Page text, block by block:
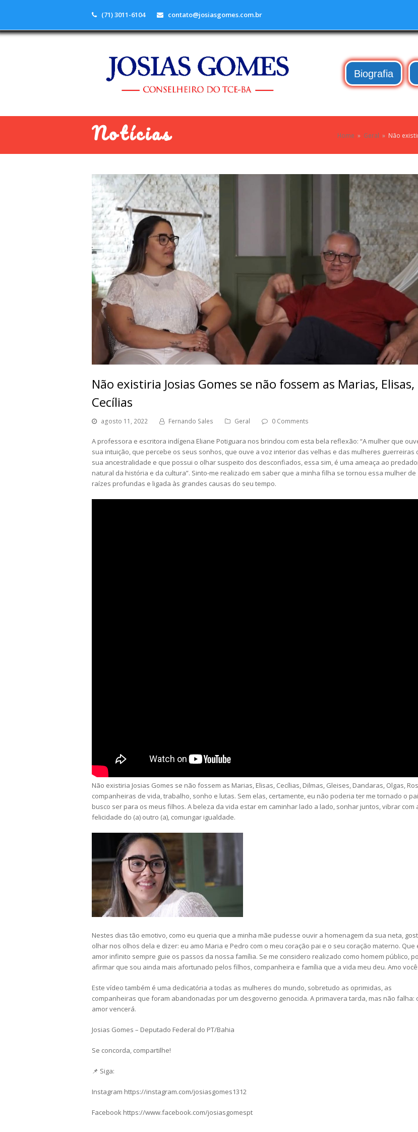
(71) 3011-6104 contato@josiasgomes.com.br
Biografia
Notícias Home » Geral » Não
Não existiria Josias Gomes se não fossem as Marias, Elisas,
Cecílias
agosto 11, 2022 Fernando Sales Geral 0 Comments
A professora e escritora indígena Eliane Potiguara nos brindou com esta bela reflexão: “A mulher que
sua intuição, que percebe os seus sonhos, que ouve a voz interior das velhas e das mulheres guerreiras
sua ancestralidade e que possui o olhar suspeito dos desconfiados, essa sim, é uma ameaça ao
natural da história e da cultura”. Sinto-me realizado em saber que a minha filha se tornou essa mulher de
raízes profundas e ligada às grandes causas do seu tempo.
Não existiria Josias Gomes se não fossem as Marias, Elisas, Cecílias, Dilmas, Gleises, Dandaras, Olgas,
companheiras de vida, trabalho, sonho e lutas. Sem elas, certamente, eu não poderia ter me tornado o
busco ser para os meus filhos. A beleza da vida estar em caminhar lado a lado, sonhar juntos, vibrar com
felicidade do (a) outro (a), comungar igualdade.
Nestes dias tão emotivo, como eu queria que a minha mãe pudesse ouvir a homenagem da sua neta,
olhar nos olhos dela e dizer: eu amo Maria e Pedro com o meu coração pai e o seu coração materno. Que
amor infinito sempre guie os passos da nossa família. Se me considero realizado como homem público,
afirmar que sou ainda mais afortunado pelos filhos, companheira e família que a vida meu deu. Amo
Este vídeo também é uma dedicatória a todas as mulheres do mundo, sobretudo as oprimidas, as
companheiras que foram abandonadas por um desgoverno genocida. A primavera tarda, mas não falha:
amor vencerá.
Josias Gomes – Deputado Federal do PT/Bahia
Se concorda, compartilhe!
📌 Siga:
Instagram https://instagram.com/josiasgomes1312
Facebook https://www.facebook.com/josiasgomespt